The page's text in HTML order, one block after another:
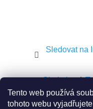
Tento web používá
tohoto webu
Sledovat na
Shekel.cz